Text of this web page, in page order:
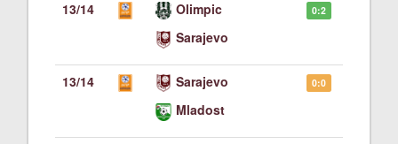
13/14
Olimpic
Sarajevo
0:2
13/14
Sarajevo
Mladost
0:0